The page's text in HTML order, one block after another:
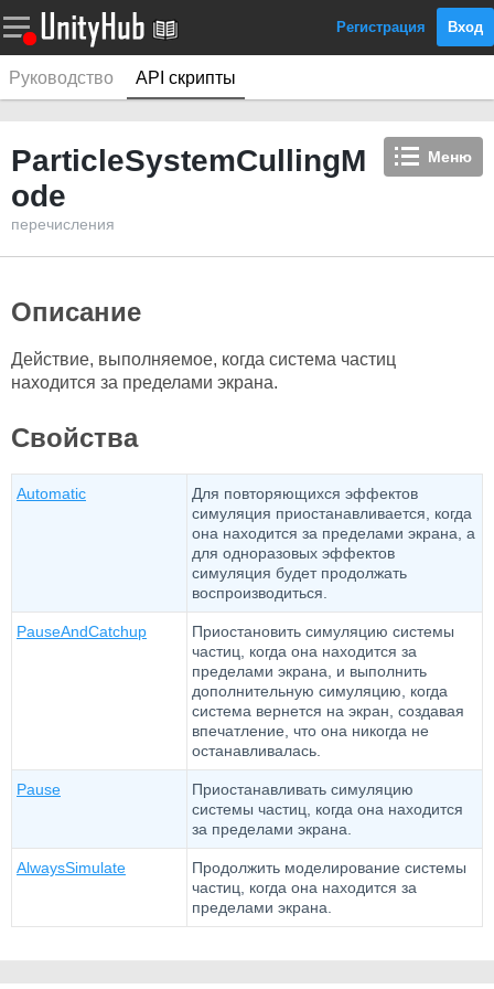
Регистрация Вход
Руководство API скрипты
Меню
ParticleSystemCullingM
ode
перечисления
Описание
Действие, выполняемое, когда система частиц
находится за пределами экрана.
Свойства
Automatic
Для повторяющихся эффектов
симуляция приостанавливается, когда
она находится за пределами экрана, а
для одноразовых эффектов
симуляция будет продолжать
воспроизводиться.
PauseAndCatchup
Приостановить симуляцию системы
частиц, когда она находится за
пределами экрана, и выполнить
дополнительную симуляцию, когда
система вернется на экран, создавая
впечатление, что она никогда не
останавливалась.
Pause
Приостанавливать симуляцию
системы частиц, когда она находится
за пределами экрана.
AlwaysSimulate
Продолжить моделирование системы
частиц, когда она находится за
пределами экрана.